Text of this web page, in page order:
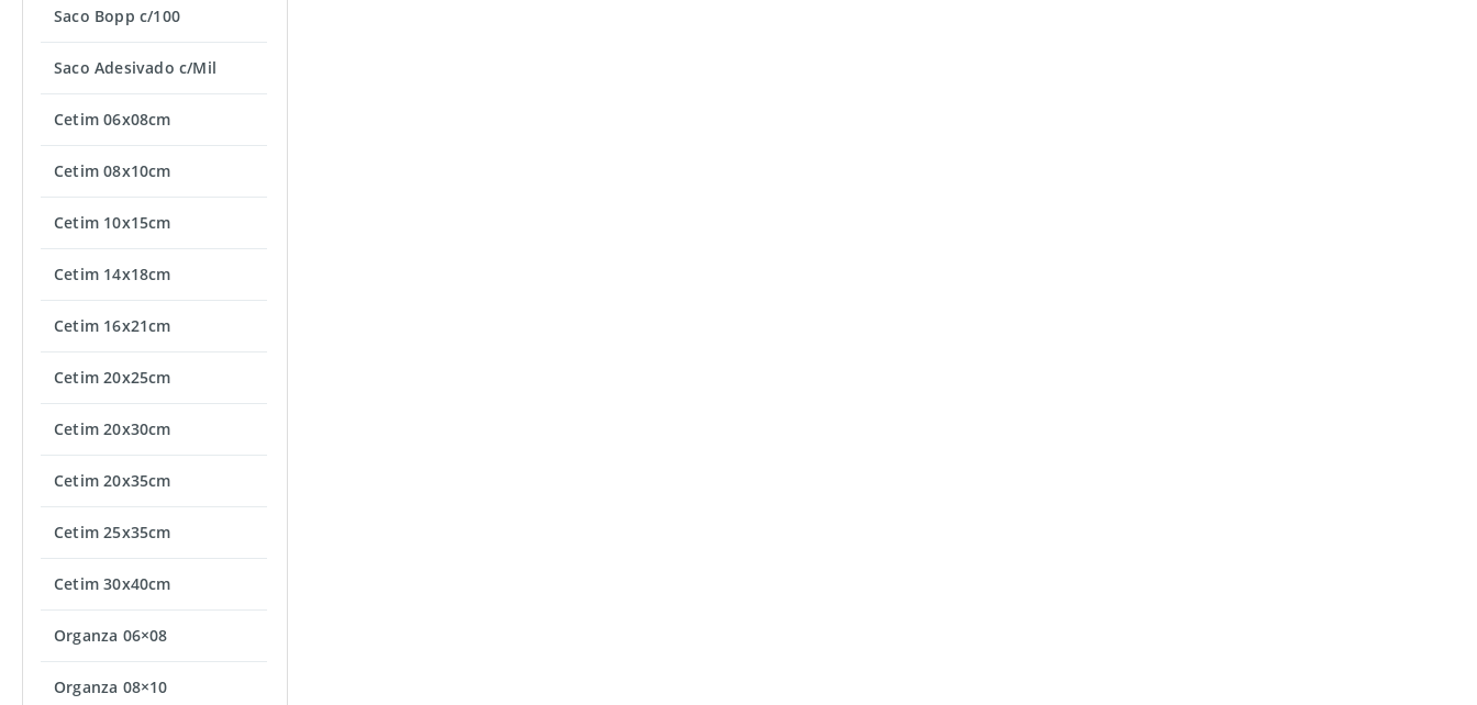
Saco Bopp c/100
Saco Adesivado c/Mil
Cetim 06x08cm
Cetim 08x10cm
Cetim 10x15cm
Cetim 14x18cm
Cetim 16x21cm
Cetim 20x25cm
Cetim 20x30cm
Cetim 20x35cm
Cetim 25x35cm
Cetim 30x40cm
Organza 06×08
Organza 08×10